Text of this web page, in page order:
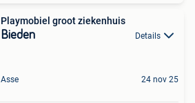
Playmobiel groot ziekenhuis
Bieden Details
Asse 24 nov 25